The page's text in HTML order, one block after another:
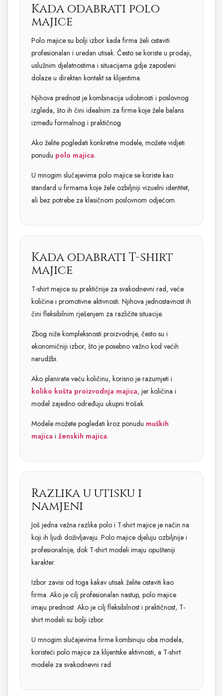
Kada odabrati polo
majice
Polo majice su bolji izbor kada firma želi ostaviti
profesionalan i uredan utisak. Često se koriste u prodaji,
uslužnim djelatnostima i situacijama gdje zaposleni
dolaze u direktan kontakt sa klijentima.
Njihova prednost je kombinacija udobnosti i poslovnog
izgleda, što ih čini idealnim za firme koje žele balans
između formalnog i praktičnog.
Ako želite pogledati konkretne modele, možete vidjeti
ponudu polo majica.
U mnogim slučajevima polo majice se koriste kao
standard u firmama koje žele ozbiljniji vizuelni identitet,
ali bez potrebe za klasičnom poslovnom odjećom.
Kada odabrati T-shirt
majice
T-shirt majice su praktičnije za svakodnevni rad, veće
količine i promotivne aktivnosti. Njihova jednostavnost ih
čini fleksibilnim rješenjem za različite situacije.
Zbog niže kompleksnosti proizvodnje, često su i
ekonomičniji izbor, što je posebno važno kod većih
narudžbi.
Ako planirate veću količinu, korisno je razumjeti i
koliko košta proizvodnja majica, jer količina i
model zajedno određuju ukupni trošak.
Modele možete pogledati kroz ponudu muških
majica i ženskih majica.
Razlika u utisku i
namjeni
Još jedna važna razlika polo i T-shirt majice je način na
koji ih ljudi doživljavaju. Polo majice djeluju ozbiljnije i
profesionalnije, dok T-shirt modeli imaju opušteniji
karakter.
Izbor zavisi od toga kakav utisak želite ostaviti kao
firma. Ako je cilj profesionalan nastup, polo majice
imaju prednost. Ako je cilj fleksibilnost i praktičnost, T-
shirt modeli su bolji izbor.
U mnogim slučajevima firme kombinuju oba modela,
koristeći polo majice za klijentske aktivnosti, a T-shirt
modele za svakodnevni rad.